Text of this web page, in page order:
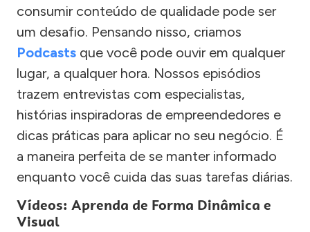
consumir conteúdo de qualidade pode ser
um desafio. Pensando nisso, criamos
Podcasts que você pode ouvir em qualquer
lugar, a qualquer hora. Nossos episódios
trazem entrevistas com especialistas,
histórias inspiradoras de empreendedores e
dicas práticas para aplicar no seu negócio. É
a maneira perfeita de se manter informado
enquanto você cuida das suas tarefas diárias.
Vídeos: Aprenda de Forma Dinâmica e
Visual